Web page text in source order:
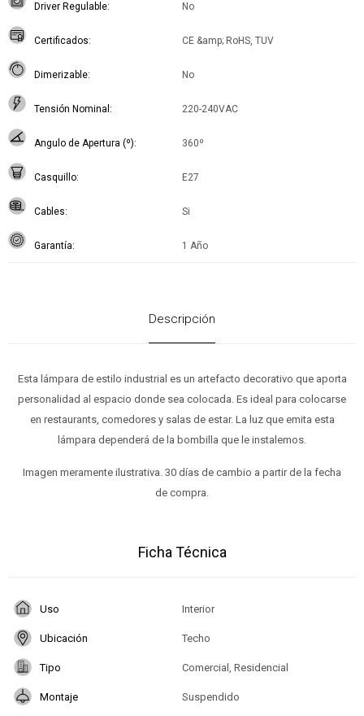
Driver Regulable No
Certificados CE &amp; RoHS, TUV
Dimerizable No
Tensión Nominal 220-240VAC
Angulo de Apertura (º) 360º
Casquillo E27
Cables Si
Garantía 1 Año
Descripción
Esta lámpara de estilo industrial es un artefacto decorativo que aporta
personalidad al espacio donde sea colocada. Es ideal para colocarse
en restaurants, comedores y salas de estar. La luz que emita esta
lámpara dependerá de la bombilla que le instalemos.
Imagen meramente ilustrativa. 30 días de cambio a partir de la fecha
de compra.
Ficha Técnica
Uso Interior
Ubicación Techo
Tipo Comercial, Residencial
Montaje Suspendido